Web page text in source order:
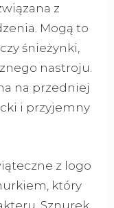
z
Mogą to
śnieżynki,
nastroju.
na przedniej
i przyjemny
z logo
który